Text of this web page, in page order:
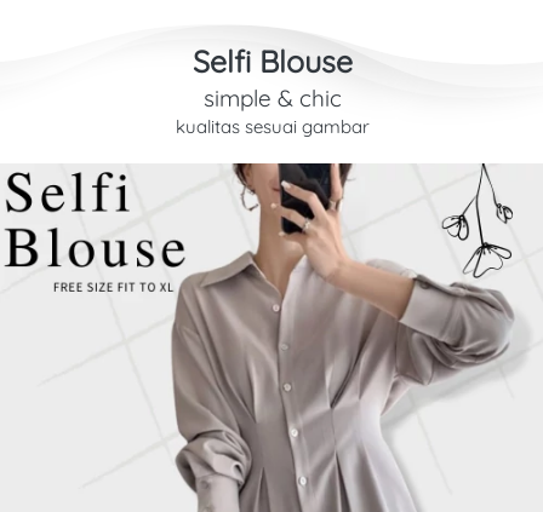
Selfi Blouse
simple & chic
kualitas sesuai gambar